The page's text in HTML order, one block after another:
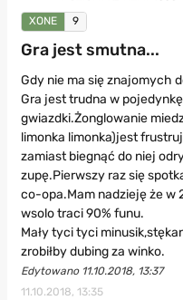
XONE 9
Gra jest smutna...
Gdy nie ma się znajomych
Gra jest trudna w
gwiazdki.Żonglowanie
limonka limonka)jest
zamiast biegnąć do niej
zupę.Pierwszy raz się
co-opa.Mam nadzieję że w
wsolo traci 90% funu.
Mały tyci tyci
zrobiłby dubing za winko.
Edytowano 11.10.2018, 13:37
11.10.2018, 13:35